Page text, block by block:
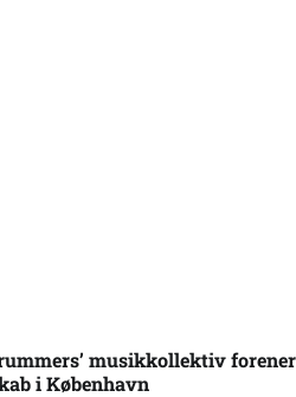
musikkollektiv forener
i København